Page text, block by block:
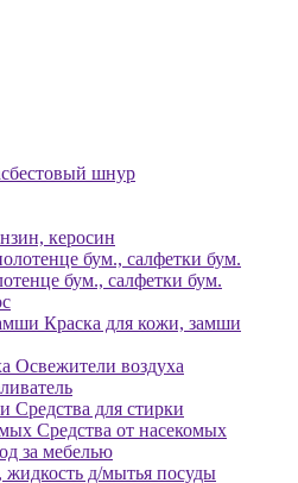
шнур
керосин
бум., салфетки бум.
Краска для кожи, замши
Освежители воздуха
Средства для стирки
Средства от насекомых
за мебелью